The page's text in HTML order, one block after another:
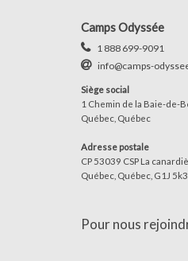
Camps Odyssée
1 888 699-9091
info@camps-
Siège social
1 Chemin de la Baie-de-
Québec, Québec
Adresse postale
CP 53039 CSP La
Québec, Québec, G1J 5k3
Pour nous